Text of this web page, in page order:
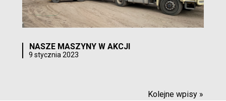
NASZE MASZYNY W AKCJI
9 stycznia 2023
Kolejne wpisy »